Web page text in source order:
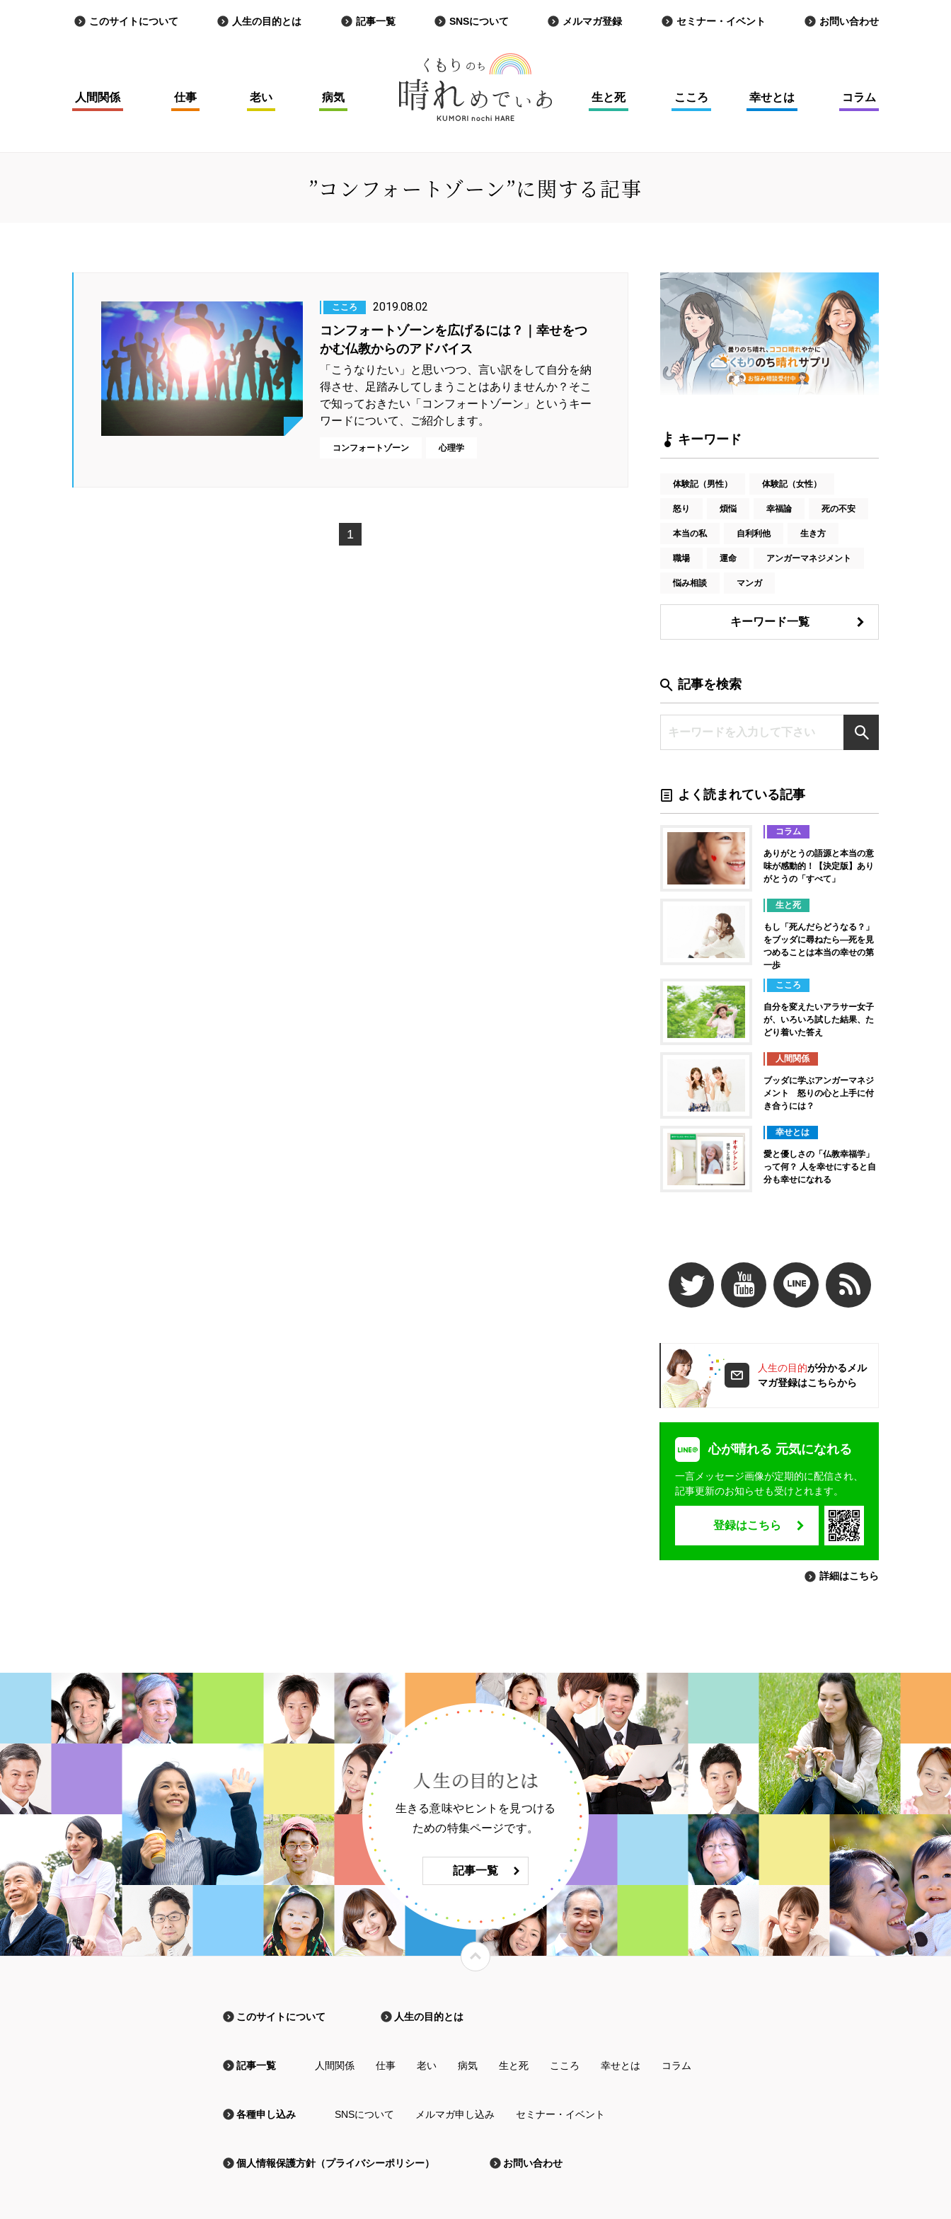
このサイトについて 人生の目的とは 記事一覧 SNSについて メルマガ登録 セミナー・イベント お問い合わせ
人間関係 仕事 老い 病気 生と死 こころ 幸せとは コラム
”コンフォートゾーン”に関する記事
こころ 2019.08.02
コンフォートゾーンを広げるには？｜幸せをつ
かむ仏教からのアドバイス
「こうなりたい」と思いつつ、言い訳をして自分を納
得させ、足踏みしてしまうことはありませんか？そこ
で知っておきたい「コンフォートゾーン」というキー
ワードについて、ご紹介します。
コンフォートゾーン 心理学
1
キーワード
体験記（男性） 体験記（女性）
怒り 煩悩 幸福論 死の不安
本当の私 自利利他 生き方
職場 運命 アンガーマネジメント
悩み相談 マンガ
キーワード一覧
記事を検索
よく読まれている記事
コラム
ありがとうの語源と本当の意
味が感動的！【決定版】あり
がとうの「すべて」
生と死
もし「死んだらどうなる？」
をブッダに尋ねたら―死を見
つめることは本当の幸せの第
一歩
こころ
自分を変えたいアラサー女子
が、いろいろ試した結果、た
どり着いた答え
人間関係
ブッダに学ぶアンガーマネジ
メント 怒りの心と上手に付
き合うには？
幸せとは
愛と優しさの「仏教幸福学」
って何？ 人を幸せにすると自
分も幸せになれる
人生の目的が分かるメル
マガ登録はこちらから
心が晴れる 元気になれる
一言メッセージ画像が定期的に配信され、
記事更新のお知らせも受けとれます。
登録はこちら
詳細はこちら
生きる意味やヒントを見つける
ための特集ページです。
記事一覧
このサイトについて 人生の目的とは
記事一覧 人間関係 仕事 老い 病気 生と死 こころ 幸せとは コラム
各種申し込み SNSについて メルマガ申し込み セミナー・イベント
個人情報保護方針（プライバシーポリシー） お問い合わせ